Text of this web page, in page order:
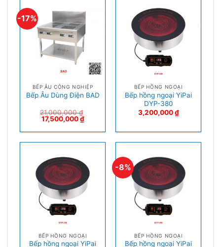
-17%
BẾP ÂU CÔNG NGHIỆP
Bếp Âu Dùng Điện BAD
21,000,000₫
17,500,000₫
BẾP HỒNG NGOẠI
Bếp hồng ngoại YiPai
DYP-380
3,200,000₫
BẾP HỒNG NGOẠI
Bếp hồng ngoại YiPai
-8%
BẾP HỒNG NGOẠI
Bếp hồng ngoại YiPai